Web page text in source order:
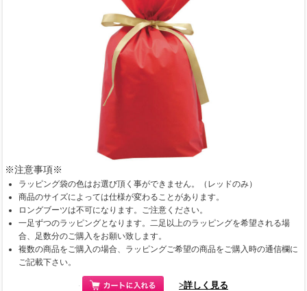
※注意事項※
ラッピング袋の色はお選び頂く事ができません。（レッドのみ）
商品のサイズによっては仕様が変わることがあります。
ロングブーツは不可になります。ご注意ください。
一足ずつのラッピングとなります。二足以上のラッピングを希望される場
合、足数分のご購入をお願い致します。
複数の商品をご購入の場合、ラッピングご希望の商品をご購入時の通信欄に
ご記載下さい。
>詳しく見る